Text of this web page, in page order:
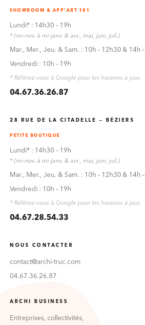
SHOWROOM & APP'ART 101
Lundi* : 14h30 – 19h
* (mi-nov. à mi-janv. & avr., mai, juin, juil.)
Mar., Mer., Jeu. & Sam. : 10h – 12h30 & 14h
Vendredi : 10h – 19h
* Référez-vous à Google pour les horaires à jour.
04.67.36.26.87
28 RUE DE LA CITADELLE — BÉZIERS
PETITE BOUTIQUE
Lundi* : 14h30 – 19h
* (mi-nov. à mi-janv. & avr., mai, juin, juil.)
Mar., Mer., Jeu. & Sam. : 10h – 12h30 & 14h
Vendredi : 10h – 19h
* Référez-vous à Google pour les horaires à jour.
04.67.28.54.33
NOUS CONTACTER
contact@archi-truc.com
04.67.36.26.87
ARCHI BUSINESS
Entreprises, collectivités,